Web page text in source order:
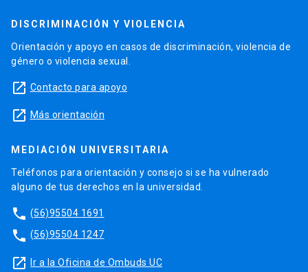
DISCRIMINACIÓN Y VIOLENCIA
Orientación y apoyo en casos de discriminación, violencia de
género o violencia sexual.
launch Contacto para apoyo
launch Más orientación
MEDIACIÓN UNIVERSITARIA
Teléfonos para orientación y consejo si se ha vulnerado
alguno de tus derechos en la universidad.
phone (56)95504 1691
phone (56)95504 1247
launch Ir a la Oficina de Ombuds UC